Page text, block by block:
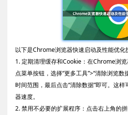
以下是Chrome浏览器快速启动及性能优化
1. 定期清理缓存和Cookie：在Chrome浏
点菜单按钮，选择“更多工具”>“清除浏览
时间范围，最后点击“清除数据”即可。这
器速度。
2. 禁用不必要的扩展程序：点击右上角的